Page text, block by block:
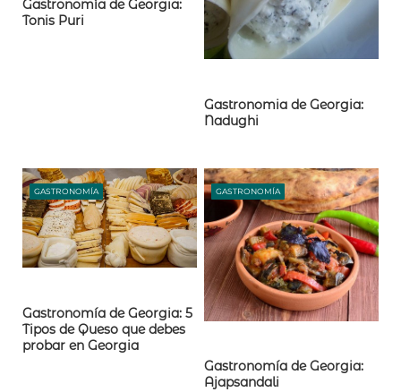
Gastronomía de Georgia:
Tonis Puri
Gastronomia de Georgia:
Nadughi
GASTRONOMÍA
Gastronomía de Georgia: 5
Tipos de Queso que debes
probar en Georgia
GASTRONOMÍA
Gastronomía de Georgia:
Ajapsandali